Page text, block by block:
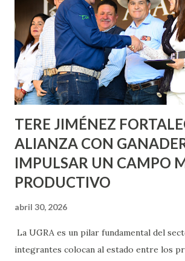
Nieto, entre Jesús F. Elizondo y la calle
lo que se aplicará pintura en 66 casas.
llevará este programa a Villas de Nuestra
Asunción, Avenida Alameda y Decreto 27
los edificios FOVISSSTE Ojo de Agua, en
Norias de Paso Hondo y en los edificios
TERE JIMÉNEZ
ALIANZA CON
IMPULSAR UN CAMPO
PRODUCTIVO
abril 30, 2026
La UGRA es un pilar fundamental del
integrantes colocan al estado entre los